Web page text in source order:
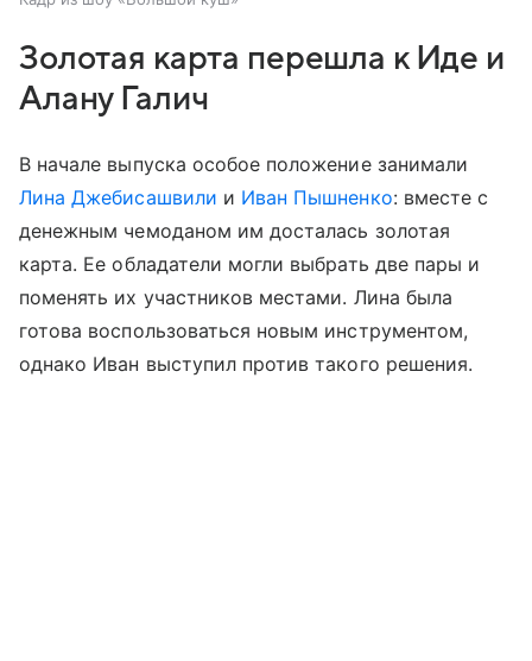
Золотая карта перешла к Иде и
Алану Галич
В начале выпуска особое положение занимали
Лина Джебисашвили и Иван Пышненко: вместе с
денежным чемоданом им досталась золотая
карта. Ее обладатели могли выбрать две пары и
поменять их участников местами. Лина была
готова воспользоваться новым инструментом,
однако Иван выступил против такого решения.